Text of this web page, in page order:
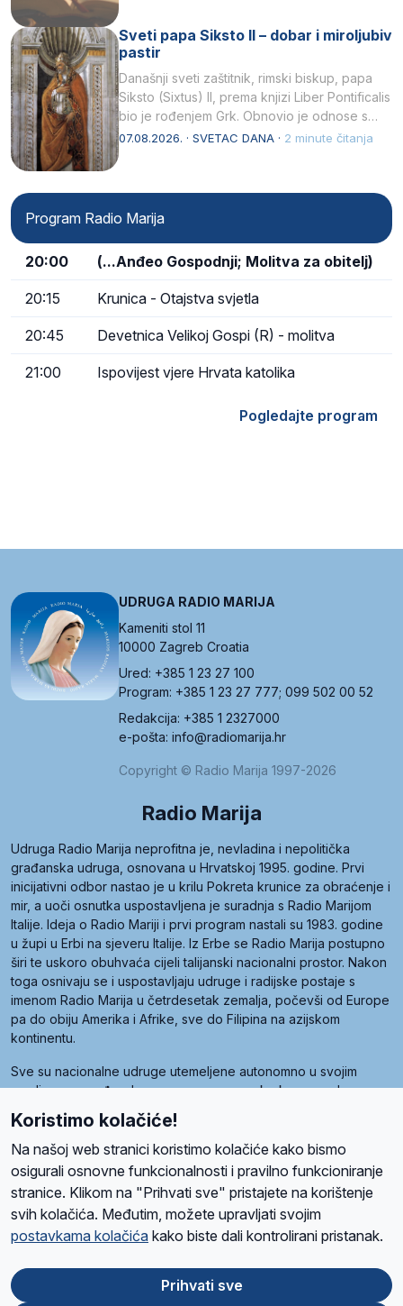
Sveti papa Siksto II – dobar i miroljubiv
pastir
Današnji sveti zaštitnik, rimski biskup, papa
Siksto (Sixtus) II, prema knjizi Liber Pontificalis
bio je rođenjem Grk. Obnovio je odnose s
afričkim…
07.08.2026. · SVETAC DANA · 2 minute čitanja
Program Radio Marija
20:00 (...Anđeo Gospodnji; Molitva za obitelj)
20:15 Krunica - Otajstva svjetla
20:45 Devetnica Velikoj Gospi (R) - molitva
21:00 Ispovijest vjere Hrvata katolika
Pogledajte program
UDRUGA RADIO MARIJA
Kameniti stol 11
10000 Zagreb Croatia
Ured: +385 1 23 27 100
Program: +385 1 23 27 777; 099 502 00 52
Redakcija: +385 1 2327000
e-pošta: info@radiomarija.hr
Copyright © Radio Marija 1997-2026
Radio Marija
Udruga Radio Marija neprofitna je, nevladina i nepolitička
građanska udruga, osnovana u Hrvatskoj 1995. godine. Prvi
inicijativni odbor nastao je u krilu Pokreta krunice za obraćenje i
mir, a uoči osnutka uspostavljena je suradnja s Radio Marijom
Italije. Ideja o Radio Mariji i prvi program nastali su 1983. godine
u župi u Erbi na sjeveru Italije. Iz Erbe se Radio Marija postupno
širi te uskoro obuhvaća cijeli talijanski nacionalni prostor. Nakon
toga osnivaju se i uspostavljaju udruge i radijske postaje s
imenom Radio Marija u četrdesetak zemalja, počevši od Europe
pa do obiju Amerika i Afrike, sve do Filipina na azijskom
kontinentu.
Sve su nacionalne udruge utemeljene autonomno u svojim
zemljama, a međusobna su povezane preko krovne udruge
pod nazivom Svjetska obitelj Radio Marije (World Family of
Radio Maria). Svjetsku obitelj utemeljilo je sedam članica, među
kojima je i hrvatska Udruga Radio Marija.
O namaRadio ProgramVolonteriPrijateljiKontaktPravila privatnosti
Ova stranica je zaštićena Google reCAPTCHA sustavom
Koristimo kolačiće!
Na našoj web stranici koristimo kolačiće kako bismo
osigurali osnovne funkcionalnosti i pravilno funkcioniranje
stranice. Klikom na "Prihvati sve" pristajete na korištenje
svih kolačića. Međutim, možete upravljati svojim
postavkama kolačića kako biste dali kontrolirani pristanak.
Prihvati sve